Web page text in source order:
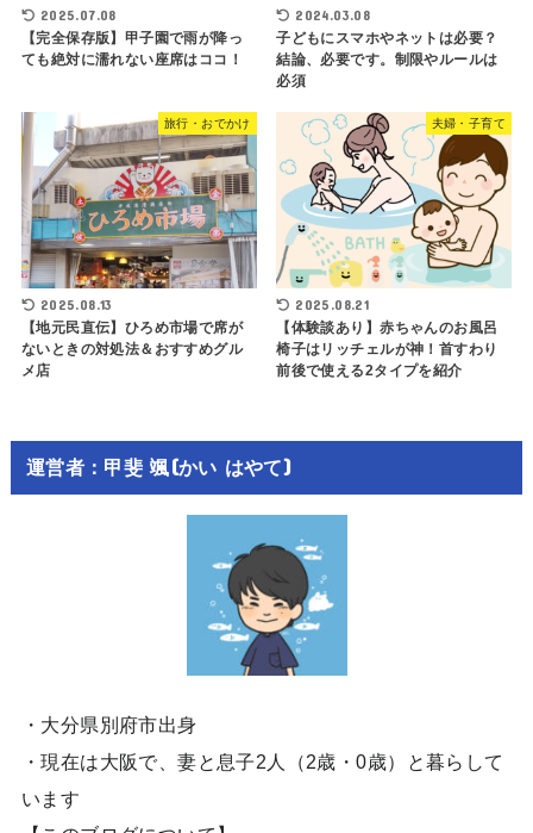
2025.07.08
【完全保存版】甲子園で雨が降っ
ても絶対に濡れない座席はココ！
2024.03.08
子どもにスマホやネットは必要？
結論、必要です。制限やルールは
必須
旅行・おでかけ
2025.08.13
【地元民直伝】ひろめ市場で席が
ないときの対処法＆おすすめグル
メ店
夫婦・子育て
2025.08.21
【体験談あり】赤ちゃんのお風呂
椅子はリッチェルが神！首すわり
前後で使える2タイプを紹介
運営者：甲斐 颯(かい はやて)
・大分県別府市出身
・現在は大阪で、妻と息子2人（2歳・0歳）と暮らして
います